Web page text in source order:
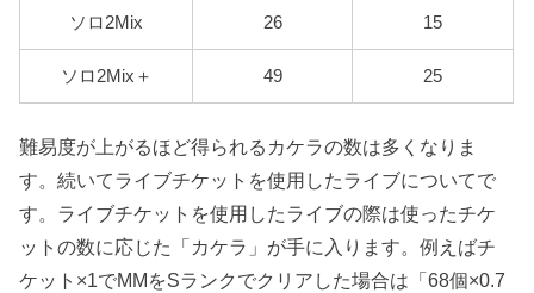
ソロ2Mix 26 15
ソロ2Mix＋ 49 25
難易度が上がるほど得られるカケラの数は多くなりま
す。続いてライブチケットを使用したライブについてで
す。ライブチケットを使用したライブの際は使ったチケ
ットの数に応じた「カケラ」が手に入ります。例えばチ
ケット×1でMMをSランクでクリアした場合は「68個×0.7